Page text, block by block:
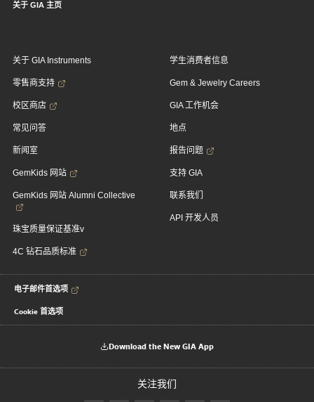
关于 GIA 主页
关于 GIA Instruments
零售商支持
校区商店
常见问答
新闻室
GemKids 网站
GemKids 网站 Alumni Collective
珠宝质量保证基准v
4C 钻石品质标准
学生消费者信息
Gem & Jewelry Careers
GIA 工作机会
地点
报告问题
支持 GIA
联系我们
API 开发人员
电子邮件首选项
Cookie 首选项
Download the New GIA App
关注我们